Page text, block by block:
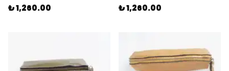
₺ 1,260.00 ₺ 1,260.00